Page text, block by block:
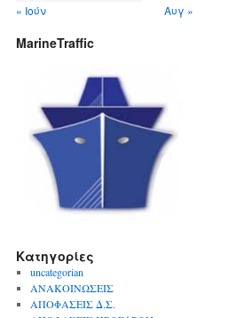
« Ιούν
Αυγ »
MarineTraffic
Kατηγορίες
uncategorian
ΑΝΑΚΟΙΝΩΣΕΙΣ
ΑΠΟΦΑΣΕΙΣ Δ.Σ.